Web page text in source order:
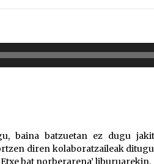
baina batzuetan ez dugu
diren kolaboratzaileak
bat norberarena’ liburuarekin.